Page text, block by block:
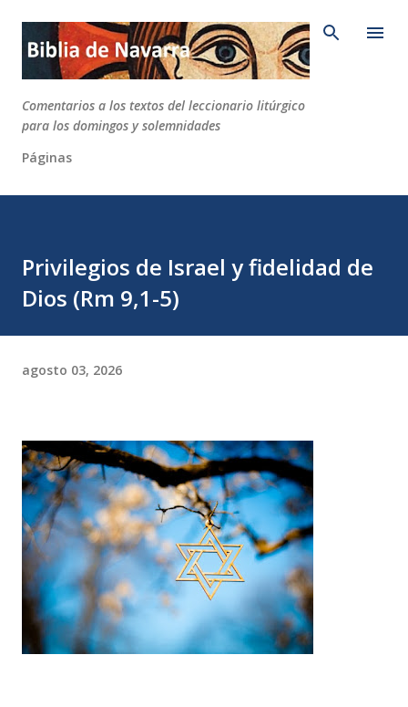
Ir al contenido principal
Comentarios a los textos del leccionario litúrgico
para los domingos y solemnidades
Páginas
Privilegios de Israel y fidelidad de
Dios (Rm 9,1-5)
agosto 03, 2026